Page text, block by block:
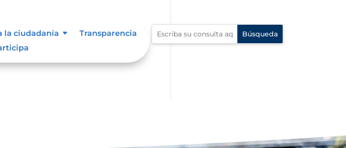
la ciudadanía
Transparencia